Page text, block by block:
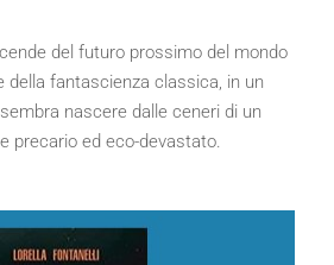
del futuro prossimo del mondo
della fantascienza classica, in un
nascere dalle ceneri di un
precario ed eco-devastato.